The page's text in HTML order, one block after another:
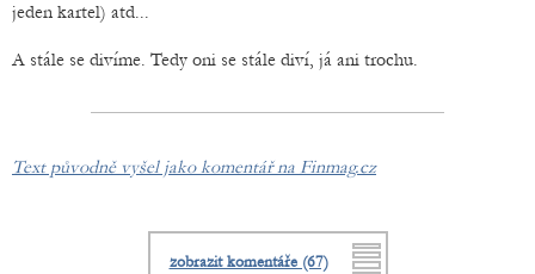
jeden kartel) atd...
A stále se divíme. Tedy oni se stále diví, já ani trochu.
Text původně vyšel jako komentář na Finmag.cz
zobrazit komentáře (67)